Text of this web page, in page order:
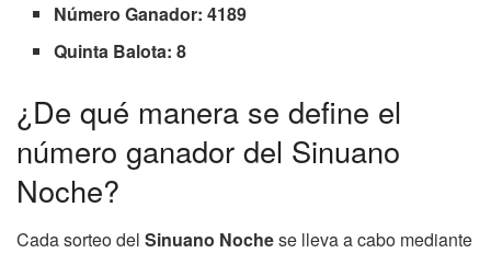
Número Ganador: 4189
Quinta Balota: 8
¿De qué manera se define el
número ganador del Sinuano
Noche?
Cada sorteo del Sinuano Nochese lleva a cabo mediante